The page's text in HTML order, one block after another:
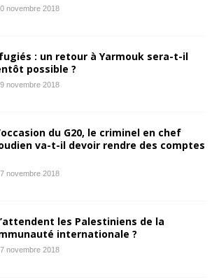
novembre 2018
: un retour à Yarmouk sera-t-il
possible ?
novembre 2018
du G20, le criminel en chef
va-t-il devoir rendre des comptes
novembre 2018
les Palestiniens de la
internationale ?
novembre 2018